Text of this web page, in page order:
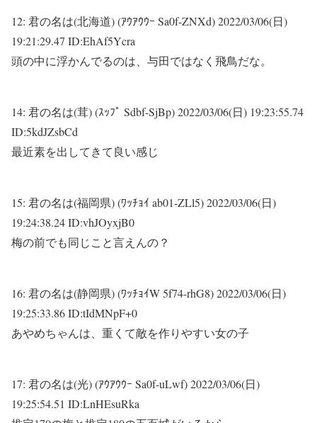
12: 君の名は(北海道) (ｱｳｱｳｳｰ Sa0f-ZNXd)2022/03/06(日)
19:21:29.47 ID:EhAf5Ycra
頭の中に浮かんでるのは、与田ではなく飛鳥だな。
14: 君の名は(茸) (ｽｯﾌﾟ Sdbf-SjBp)2022/03/06(日) 19:23:55.74
ID:5kdJZsbCd
最近素を出してきて良い感じ
15: 君の名は(福岡県) (ﾜｯﾁｮｲ ab01-ZLl5)2022/03/06(日)
19:24:38.24 ID:vhJOyxjB0
梅の前でも同じこと言えんの？
16: 君の名は(静岡県) (ﾜｯﾁｮｲW 5f74-rhG8)2022/03/06(日)
19:25:33.86 ID:tIdMNpF+0
あやめちゃんは、重くて敵を作りやすい女の子
17: 君の名は(光) (ｱｳｱｳｳｰ Sa0f-uLwf)2022/03/06(日)
19:25:54.51 ID:LnHEsuRka